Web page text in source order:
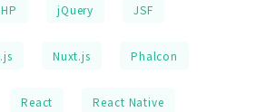
jQuery JSF
Nuxt.js Phalcon
React React Native